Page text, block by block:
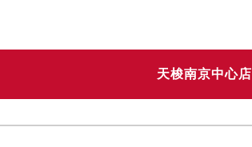
天梭南京中心店